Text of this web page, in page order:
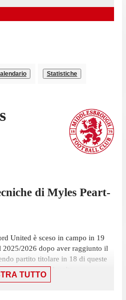
Statistiche
di Myles Peart-
United è sceso in campo in 19
2026 dopo aver raggiunto il
partito titolare in 18 di queste
partita in corso 1 volta.
TUTTO